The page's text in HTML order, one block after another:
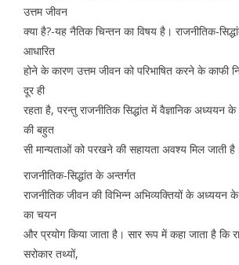
उत्तम जीवन
क्या है?-यह नैतिक चिन्तन का विषय है। राजनीतिक-
आधारित
होने के कारण उत्तम जीवन को परिभाषित करने के
दूर ही
रहता है, परन्तु राजनीतिक सिद्धांत में वैज्ञानिक अध्ययन
की बहुत
सी मान्यताओं को परखने की सहायता अवश्य मिल जाती
राजनीतिक-सिद्धांत के अन्तर्गत
राजनीतिक जीवन की विभिन्न अभिव्यक्तियों के अध्ययन
का चयन
और प्रयोग किया जाता है। सार रूप में कहा जाता है कि
सरोकार तथ्यों,